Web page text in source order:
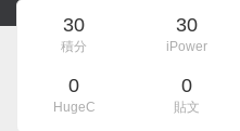
30
積分
30
iPower
0
HugeC
0
貼文